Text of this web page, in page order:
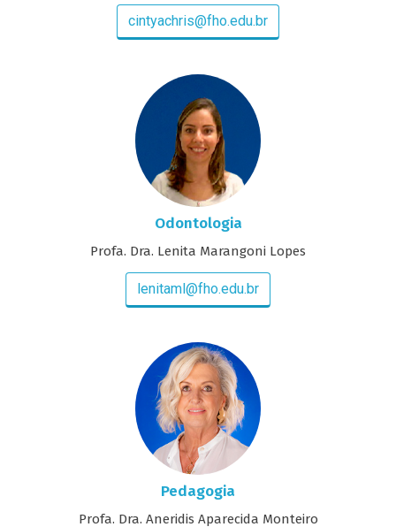
cintyachris@fho.edu.br
Odontologia
Profa. Dra. Lenita Marangoni Lopes
lenitaml@fho.edu.br
Pedagogia
Profa. Dra. Aneridis Aparecida Monteiro